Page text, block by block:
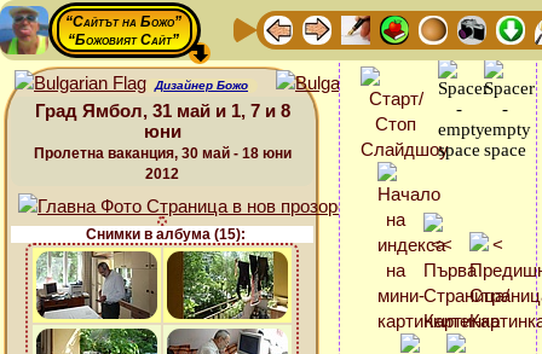
“Сайтът на Божо”
“Божовият Сайт”
Дизайнер Божо
Град Ямбол, 31 май и 1, 7 и 8
юни
Пролетна ваканция, 30 май - 18 юни
2012
Снимки в албума (15):